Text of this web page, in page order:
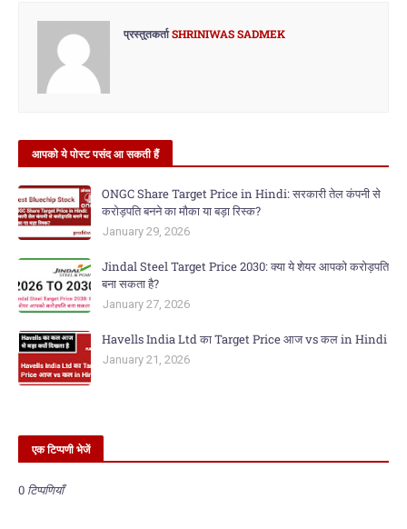
प्रस्तुतकर्ताSHRINIWAS SADMEK
आपको ये पोस्ट पसंद आ सकती हैं
ONGC Share Target Price in Hindi: सरकारी तेल कंपनी से
करोड़पति बनने का मौका या बड़ा रिस्क?
January 29, 2026
Jindal Steel Target Price 2030: क्या ये शेयर आपको करोड़पति
बना सकता है?
January 27, 2026
Havells India Ltd का Target Price आज vs कल in Hindi
January 21, 2026
एक टिप्पणी भेजें
0 टिप्पणियाँ